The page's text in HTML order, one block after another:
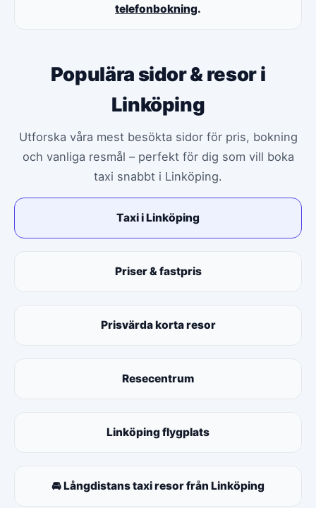
telefonbokning.
Populära sidor & resor i
Linköping
Utforska våra mest besökta sidor för pris, bokning
och vanliga resmål – perfekt för dig som vill boka
taxi snabbt i Linköping.
Taxi i Linköping
Priser & fastpris
Prisvärda korta resor
Resecentrum
Linköping flygplats
🚘 Långdistans taxi resor från Linköping